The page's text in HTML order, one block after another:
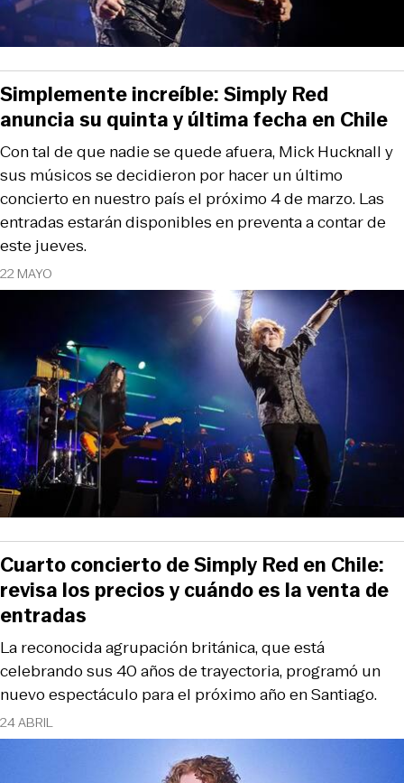
22 MAYO
Con tal de que nadie se quede afuera, Mick Hucknall y
sus músicos se decidieron por hacer un último
concierto en nuestro país el próximo 4 de marzo. Las
entradas estarán disponibles en preventa a contar de
este jueves.
Simplemente increíble: Simply Red
anuncia su quinta y última fecha en Chile
24 ABRIL
La reconocida agrupación británica, que está
celebrando sus 40 años de trayectoria, programó un
nuevo espectáculo para el próximo año en Santiago.
Cuarto concierto de Simply Red en Chile:
revisa los precios y cuándo es la venta de
entradas